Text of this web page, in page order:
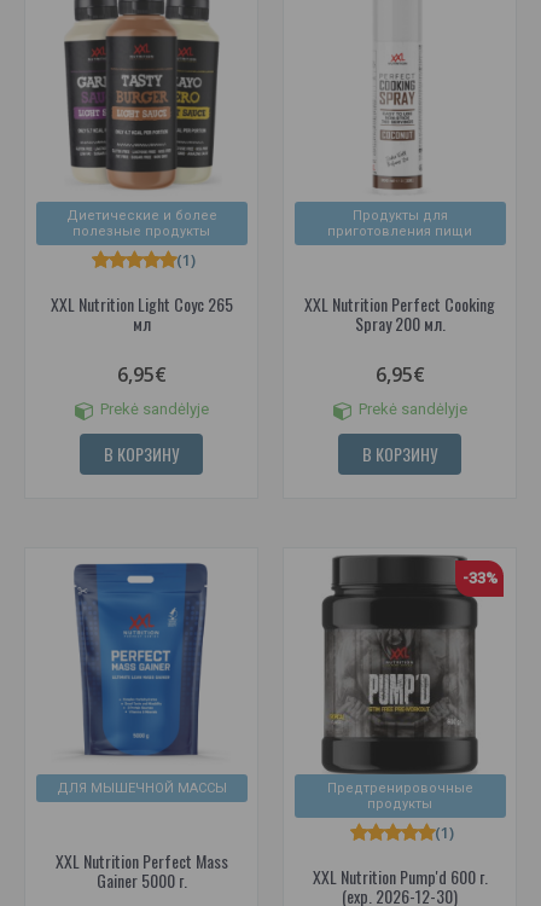
Диетические и более
полезные продукты
XXL Nutrition Light Соус 265
мл
(1)
6,95€
Prekė sandėlyje
В КОРЗИНУ
Продукты для
приготовления пищи
XXL Nutrition Perfect Cooking
Spray 200 мл.
6,95€
Prekė sandėlyje
В КОРЗИНУ
ДЛЯ МЫШЕЧНОЙ МАССЫ
XXL Nutrition Perfect Mass
Gainer 5000 г.
Предтренировочные
продукты
-33%
XXL Nutrition Pump'd 600 г.
(exp. 2026-12-30)
(1)